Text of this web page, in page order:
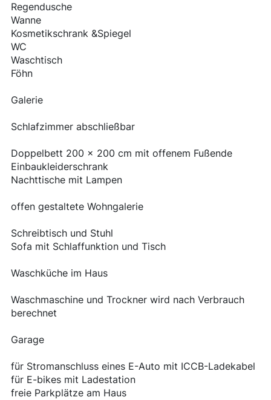
Regendusche
Wanne
Kosmetikschrank &Spiegel
WC
Waschtisch
Föhn
Galerie
Schlafzimmer abschließbar
Doppelbett 200 x 200 cm mit offenem Fußende
Einbaukleiderschrank
Nachttische mit Lampen
offen gestaltete Wohngalerie
Schreibtisch und Stuhl
Sofa mit Schlaffunktion und Tisch
Waschküche im Haus
Waschmaschine und Trockner wird nach Verbrauch
berechnet
Garage
für Stromanschluss eines E-Auto mit ICCB-Ladekabel
für E-bikes mit Ladestation
freie Parkplätze am Haus